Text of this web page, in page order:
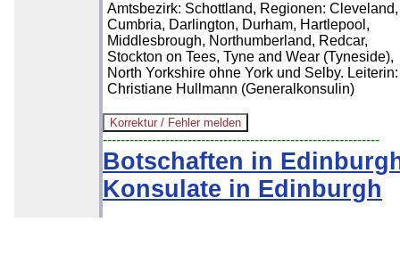
Amtsbezirk: Schottland, Regionen: Cleveland,
Cumbria, Darlington, Durham, Hartlepool,
Middlesbrough, Northumberland, Redcar,
Stockton on Tees, Tyne and Wear (Tyneside),
North Yorkshire ohne York und Selby. Leiterin:
Christiane Hullmann (Generalkonsulin)
--------------------------------------------------------------
Botschaften in
Konsulate in Edinburgh